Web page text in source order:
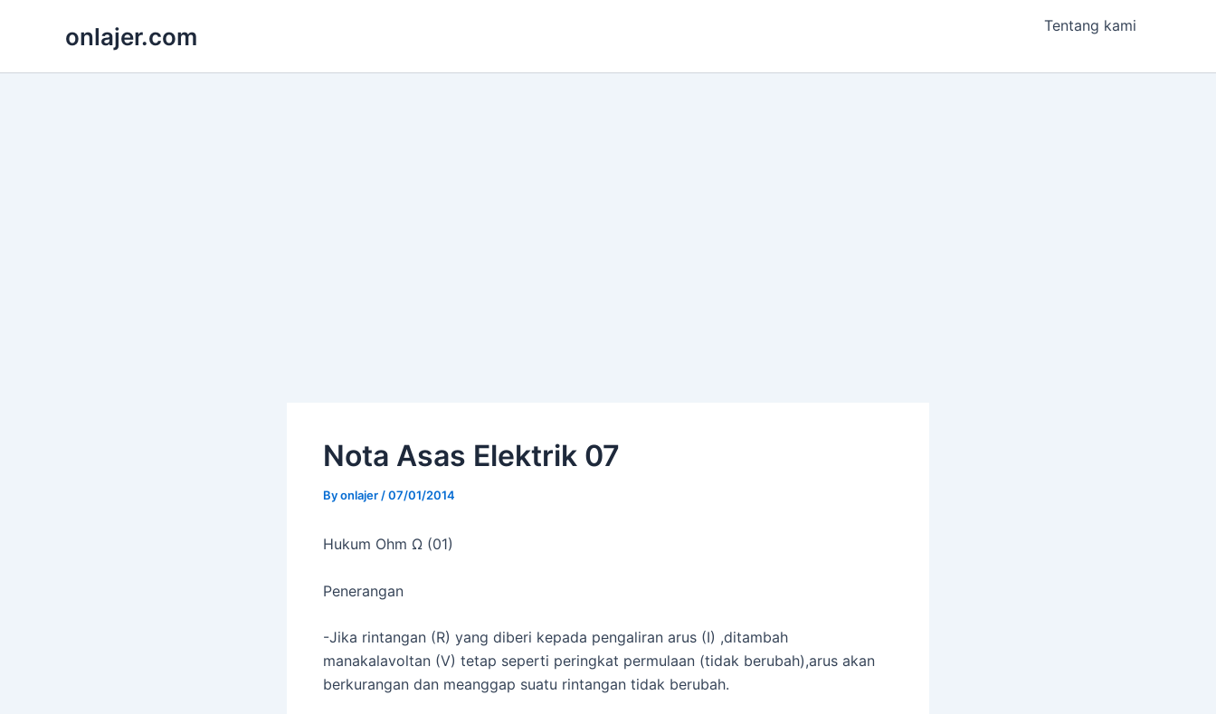
onlajer.com Tentang kami
Nota Asas Elektrik 07
Byonlajer /07/01/2014
Hukum Ohm Ω (01)
Penerangan
-Jika rintangan (R) yang diberi kepada pengaliran arus (I) ,ditambah
manakalavoltan (V) tetap seperti peringkat permulaan (tidak berubah),arus akan
berkurangan dan meanggap suatu rintangan tidak berubah.